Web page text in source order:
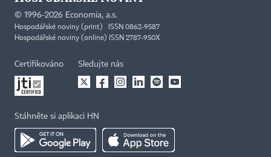
© 1996-2026 Economia, a.s.
Hospodářské noviny (print) ISSN 0862-9587
Hospodářské noviny (online) ISSN 2787-950X
Certifikováno Sledujte nás
Stáhněte si aplikaci HN